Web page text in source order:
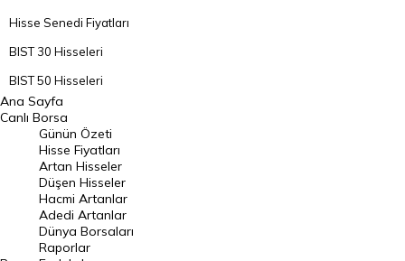
Hisse Senedi Fiyatları
BIST 30 Hisseleri
BIST 50 Hisseleri
BIST 100 Hisseleri
En Çok Artan Hisseler
En Çok Düşen Hisseler
Hacmi Artanlar
Geçmiş Kapanışlar
Dünya Borsaları
Ana Sayfa
Canlı Borsa
Günün Özeti
Hisse Fiyatları
Artan Hisseler
Düşen Hisseler
Hacmi Artanlar
Adedi Artanlar
Dünya Borsaları
Raporlar